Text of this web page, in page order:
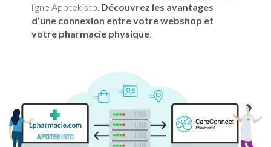
ligne Apotekisto. Découvrez les avantages
d’une connexion entre votre webshop et
votre pharmacie physique.